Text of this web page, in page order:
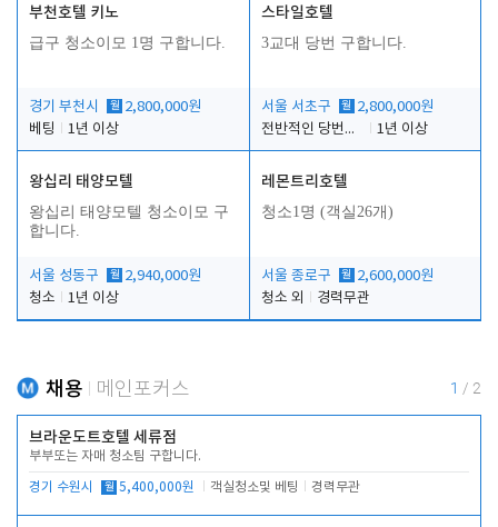
부천호텔 키노
급구 청소이모 1명 구합니다.
경기 부천시 월 2,800,000원
베팅
1년 이상
스타일호텔
3교대 당번 구합니다.
서울 서초구 월 2,800,000원
전반적인 당번업무
1년 이상
왕십리 태양모텔
왕십리 태양모텔 청소이모 구
합니다.
서울 성동구 월 2,940,000원
청소
1년 이상
레몬트리호텔
청소1명 (객실26개)
서울 종로구 월 2,600,000원
청소 외
경력무관
채용 메인포커스 1 / 2
브라운도트호텔 세류점
부부또는 자매 청소팀 구합니다.
경기 수원시 월 5,400,000원 객실청소및 베팅 경력무관